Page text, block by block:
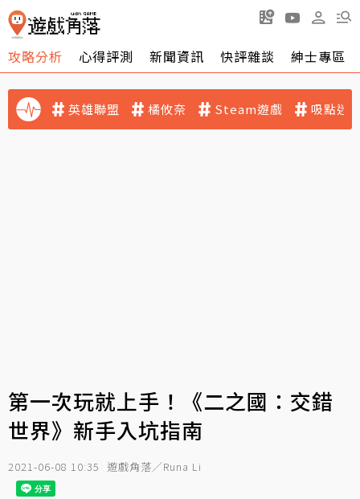
攻略分析 心得評測 新聞資訊 快評雜談 紳士專區
英雄聯盟 橘攸奈 Steam遊戲 吸點迷
第一次玩就上手！《二之國：交錯
世界》新手入坑指南
2021-06-08 10:35 遊戲角落／Runa Li